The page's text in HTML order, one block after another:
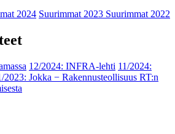
2024 Suurimmat 2023 Suurimmat 2022
12/2024: INFRA-lehti 11/2024:
2023: Jokka − Rakennusteollisuus RT:n